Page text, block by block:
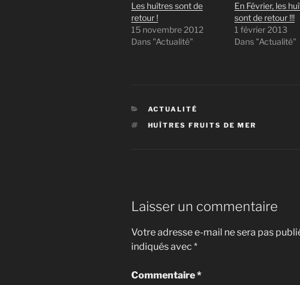
Les huîtres sont de
retour !
15 novembre 2012
Dans "Actualité"
En Février, les
sont de retour !!!
1 février 2013
Dans "Actualité"
CATÉGORIES
ACTUALITÉ
ÉTIQUETTES
HUÎTRES FRUITS DE MER
Laisser un commentaire
Votre adresse e-mail ne sera pas
indiqués avec *
Commentaire*